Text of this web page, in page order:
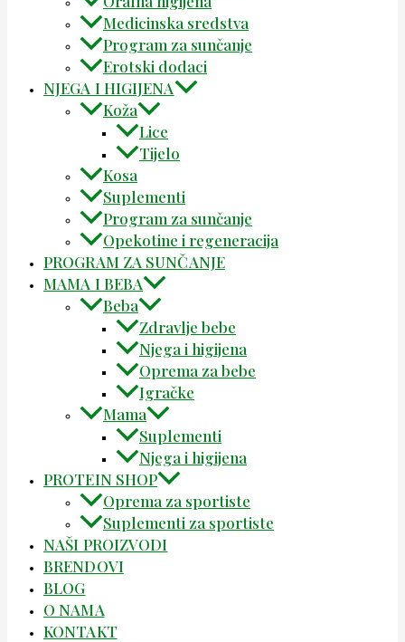
Medicinska sredstva
Program za sunčanje
Erotski dodaci
NJEGA I HIGIJENA
Koža
Lice
Tijelo
Kosa
Suplementi
Program za sunčanje
Opekotine i regeneracija
PROGRAM ZA SUNČANJE
MAMA I BEBA
Beba
Zdravlje bebe
Njega i higijena
Oprema za bebe
Igračke
Mama
Suplementi
Njega i higijena
PROTEIN SHOP
Oprema za sportiste
Suplementi za sportiste
NAŠI PROIZVODI
BRENDOVI
BLOG
O NAMA
KONTAKT